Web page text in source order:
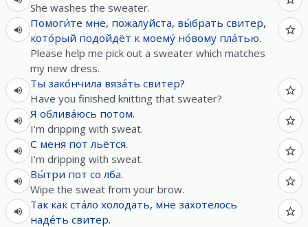
She washes the sweater.
Помоги́те мне, пожалуйста, вы́брать свитер,
кото́рый подойдёт к моему́ но́вому пла́тью.
Please help me pick out a sweater which matches
my new dress.
Ты зако́нчила вяза́ть свитер?
Have you finished knitting that sweater?
Я облива́юсь потом.
I'm dripping with sweat.
С меня пот льётся.
I'm dripping with sweat.
Вы́три пот со лба.
Wipe the sweat from your brow.
Так как ста́ло холодать, мне захотелось
наде́ть свитер.